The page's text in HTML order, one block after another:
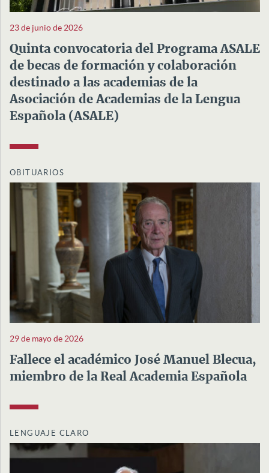
23 de junio de 2026
Quinta convocatoria del Programa ASALE
de becas de formación y colaboración
destinado a las academias de la
Asociación de Academias de la Lengua
Española (ASALE)
OBITUARIOS
29 de mayo de 2026
Fallece el académico José Manuel Blecua,
miembro de la Real Academia Española
LENGUAJE CLARO